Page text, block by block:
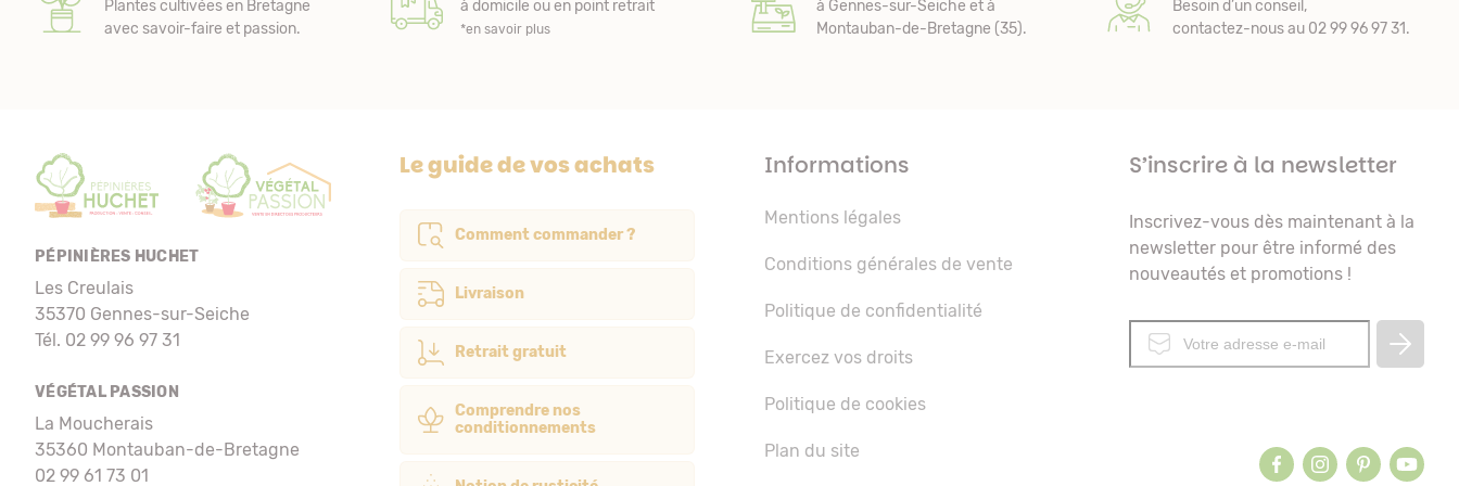
Plantes cultivées en Bretagne
avec savoir-faire et passion.
à domicile ou en point retrait
*en savoir plus
à Gennes-sur-Seiche et à
Montauban-de-Bretagne (35).
Besoin d’un conseil,
contactez-nous au 02 99 96 97 31.
Le guide de vos achats
Comment commander ?
Livraison
Retrait gratuit
Comprendre nos
conditionnements
PÉPINIÈRES HUCHET
Les Creulais
35370 Gennes-sur-Seiche
Tél. 02 99 96 97 31
VÉGÉTAL PASSION
La Moucherais
35360 Montauban-de-Bretagne
02 99 61 73 01
S’inscrire à la newsletter
Inscrivez-vous dès maintenant à la
newsletter pour être informé des
nouveautés et promotions !
Informations
Mentions légales
Conditions générales de vente
Politique de confidentialité
Exercez vos droits
Politique de cookies
Plan du site